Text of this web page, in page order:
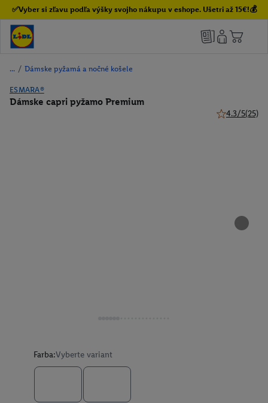
✅Vyber si zľavu podľa výšky svojho nákupu v eshope. Ušetri až 15€!💰
/ Dámske pyžamá a nočné košele
ESMARA®
Dámske capri pyžamo Premium
4.3/5(25)
Farba:Vyberte variant